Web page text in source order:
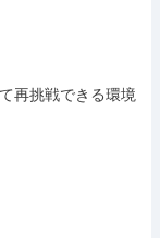
再挑戦できる環境